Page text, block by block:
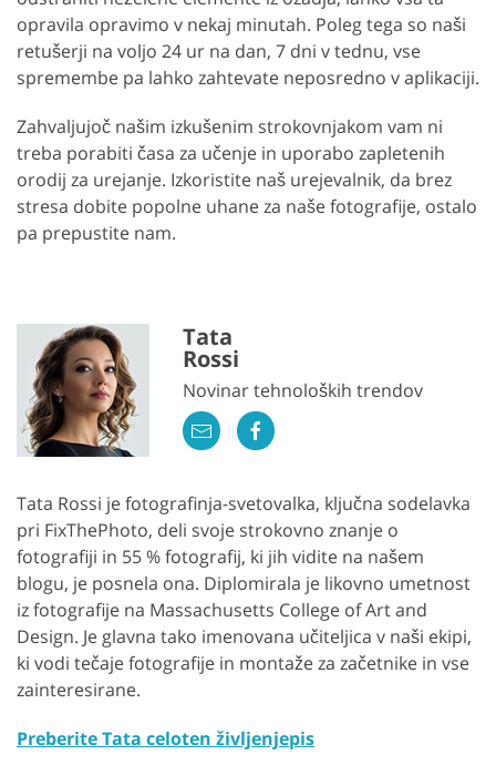
opravila opravimo v nekaj minutah. Poleg tega so naši
retušerji na voljo 24 ur na dan, 7 dni v tednu, vse
spremembe pa lahko zahtevate neposredno v aplikaciji.
Zahvaljujoč našim izkušenim strokovnjakom vam ni
treba porabiti časa za učenje in uporabo zapletenih
orodij za urejanje. Izkoristite naš urejevalnik, da brez
stresa dobite popolne uhane za naše fotografije, ostalo
pa prepustite nam.
Tata
Rossi
Novinar tehnoloških trendov
Tata Rossi je fotografinja-svetovalka, ključna sodelavka
pri FixThePhoto, deli svoje strokovno znanje o
fotografiji in 55 % fotografij, ki jih vidite na našem
blogu, je posnela ona. Diplomirala je likovno umetnost
iz fotografije na Massachusetts College of Art and
Design. Je glavna tako imenovana učiteljica v naši ekipi,
ki vodi tečaje fotografije in montaže za začetnike in vse
zainteresirane.
Preberite Tata celoten življenjepis